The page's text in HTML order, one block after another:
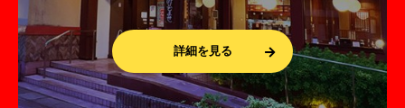
詳細を見る